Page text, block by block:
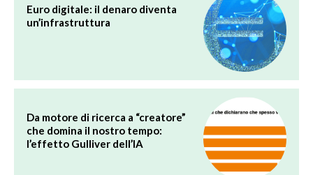
Euro digitale: il denaro diventa
un’infrastruttura
Da motore di ricerca a “creatore”
che domina il nostro tempo:
l’effetto Gulliver dell’IA